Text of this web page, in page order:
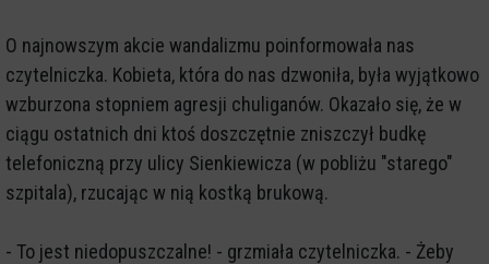
O najnowszym akcie wandalizmu poinformowała nas
czytelniczka. Kobieta, która do nas dzwoniła, była wyjątkowo
wzburzona stopniem agresji chuliganów. Okazało się, że w
ciągu ostatnich dni ktoś doszczętnie zniszczył budkę
telefoniczną przy ulicy Sienkiewicza (w pobliżu "starego"
szpitala), rzucając w nią kostką brukową.
- To jest niedopuszczalne! - grzmiała czytelniczka. - Żeby